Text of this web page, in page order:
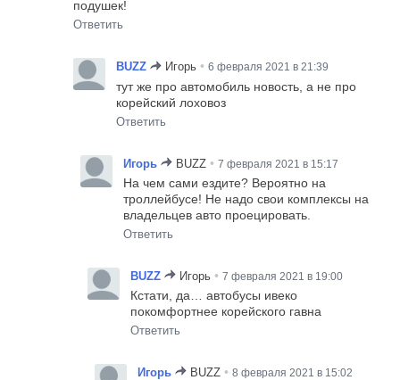
подушек!
Ответить
BUZZ Игорь • 6 февраля 2021 в 21:39
тут же про автомобиль новость, а не про
корейский лоховоз
Ответить
Игорь BUZZ • 7 февраля 2021 в 15:17
На чем сами ездите? Вероятно на
троллейбусе! Не надо свои комплексы на
владельцев авто проецировать.
Ответить
BUZZ Игорь • 7 февраля 2021 в 19:00
Кстати, да… автобусы ивеко
покомфортнее корейского гавна
Ответить
Игорь BUZZ • 8 февраля 2021 в 15:02